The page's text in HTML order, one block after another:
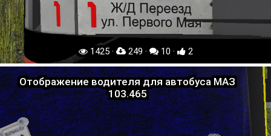
1425 · 249 · 10 · 2
Отображение водителя для автобуса МАЗ
103.465